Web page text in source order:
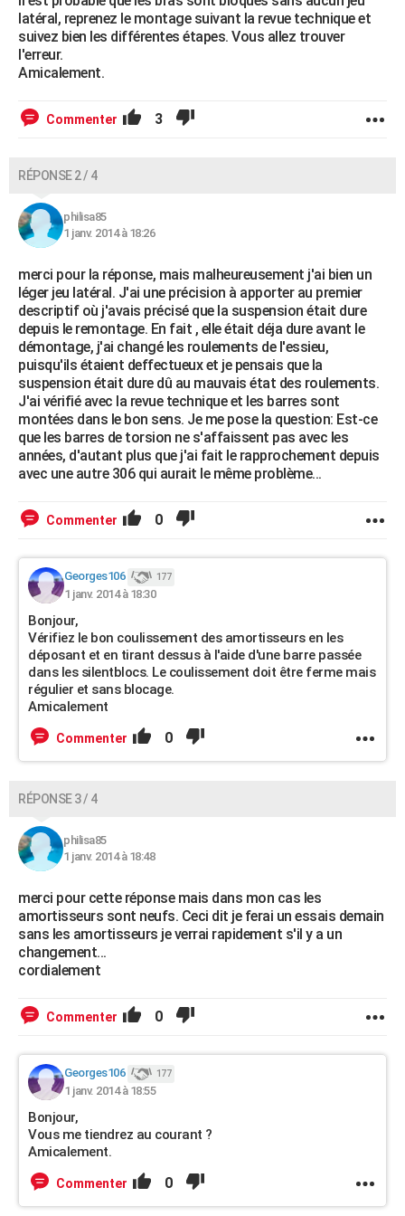
latéral, reprenez le montage suivant la revue technique et
suivez bien les différentes étapes. Vous allez trouver
l'erreur.
Amicalement.
Commenter 3
RÉPONSE 2 / 4
philisa85
1 janv. 2014 à 18:26
merci pour la réponse, mais malheureusement j'ai bien un
léger jeu latéral. J'ai une précision à apporter au premier
descriptif où j'avais précisé que la suspension était dure
depuis le remontage. En fait , elle était déja dure avant le
démontage, j'ai changé les roulements de l'essieu,
puisqu'ils étaient deffectueux et je pensais que la
suspension était dure dû au mauvais état des roulements.
J'ai vérifié avec la revue technique et les barres sont
montées dans le bon sens. Je me pose la question: Est-ce
que les barres de torsion ne s'affaissent pas avec les
années, d'autant plus que j'ai fait le rapprochement depuis
avec une autre 306 qui aurait le même problème...
Commenter 0
Georges106 177
1 janv. 2014 à 18:30
Bonjour,
Vérifiez le bon coulissement des amortisseurs en les
déposant et en tirant dessus à l'aide d'une barre passée
dans les silentblocs. Le coulissement doit être ferme mais
régulier et sans blocage.
Amicalement
Commenter 0
RÉPONSE 3 / 4
philisa85
1 janv. 2014 à 18:48
merci pour cette réponse mais dans mon cas les
amortisseurs sont neufs. Ceci dit je ferai un essais demain
sans les amortisseurs je verrai rapidement s'il y a un
changement...
cordialement
Commenter 0
Georges106 177
1 janv. 2014 à 18:55
Bonjour,
Vous me tiendrez au courant ?
Amicalement.
Commenter 0